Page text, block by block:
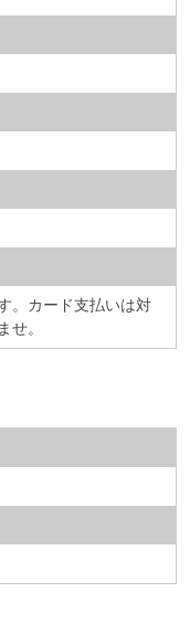
。カード支払いは対
せ。